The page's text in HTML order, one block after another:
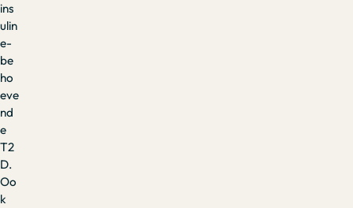
ins
ulin
e-
be
ho
eve
nd
e
T2
D.
Oo
k